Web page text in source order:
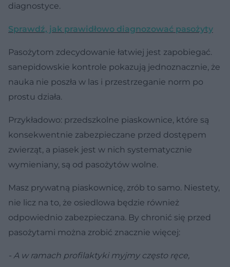
diagnostyce.
Sprawdź, jak prawidłowo diagnozować pasożyty
Pasożytom zdecydowanie łatwiej jest zapobiegać.
sanepidowskie kontrole pokazują jednoznacznie, że
nauka nie poszła w las i przestrzeganie norm po
prostu działa.
Przykładowo: przedszkolne piaskownice, które są
konsekwentnie zabezpieczane przed dostępem
zwierząt, a piasek jest w nich systematycznie
wymieniany, są od pasożytów wolne.
Masz prywatną piaskownicę, zrób to samo. Niestety,
nie licz na to, że osiedlowa będzie również
odpowiednio zabezpieczana. By chronić się przed
pasożytami można zrobić znacznie więcej:
- A w ramach profilaktyki myjmy często ręce,